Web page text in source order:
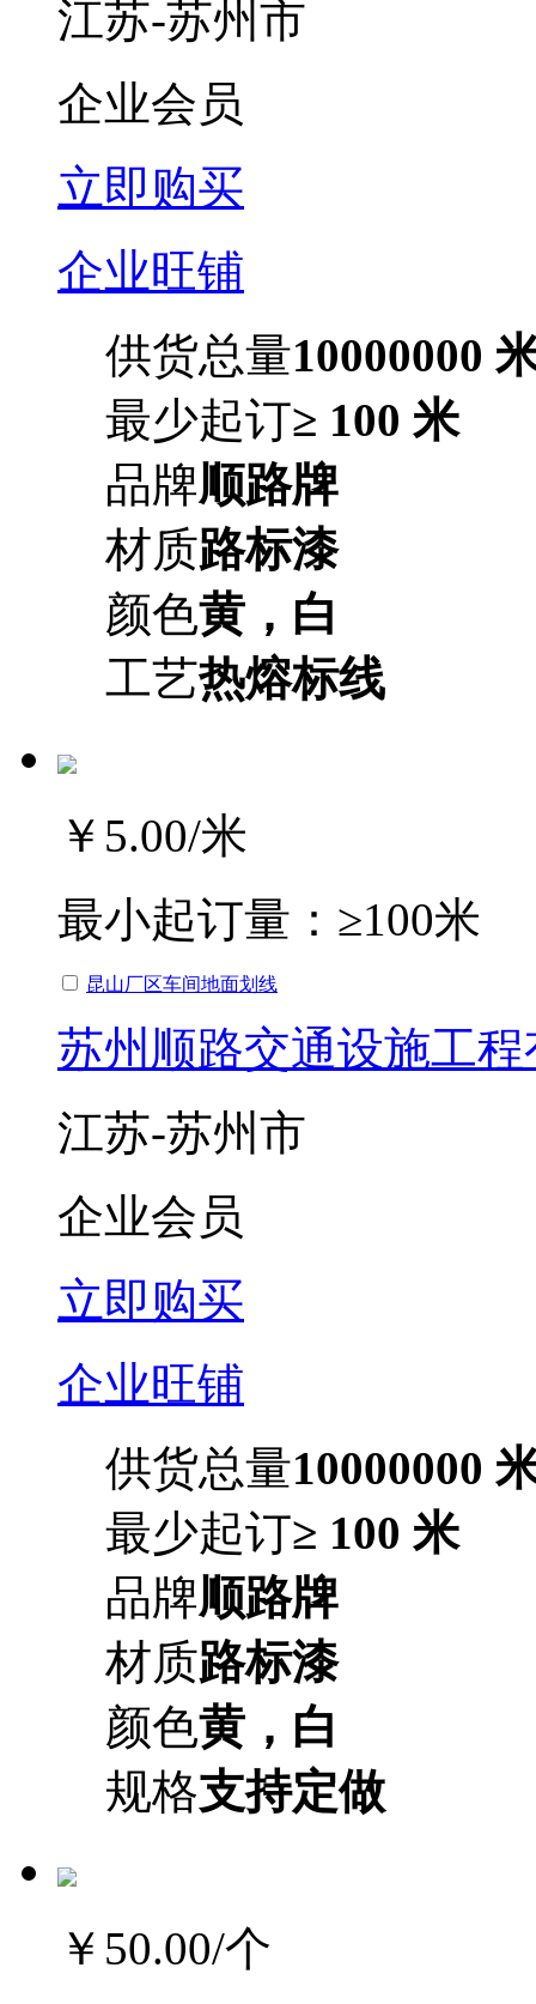
江苏-苏州市
企业会员
立即购买
企业旺铺
供货总量10000000
最少起订≥ 100 米
品牌顺路牌
材质路标漆
颜色黄，白
工艺热熔标线
￥5.00/米
最小起订量： ≥100米
昆山厂区车间地面划线
苏州顺路交通设施工
江苏-苏州市
企业会员
立即购买
企业旺铺
供货总量10000000
最少起订≥ 100 米
品牌顺路牌
材质路标漆
颜色黄，白
规格支持定做
￥50.00/个